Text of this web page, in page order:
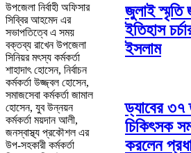
উপজেলা নির্বাহী অফিসার
সিব্বির আহমেদ এর
সভাপতিত্বে এ সময়
বক্তব্য রাখেন উপজেলা
সিনিয়র মৎস্য কর্মকর্তা
শাহাদাৎ হোসেন, নির্বাচন
কর্মকর্তা উজ্জ্বল হোসেন,
সমাজসেবা কর্মকর্তা জামাল
হোসেন, যুব উন্নয়ন
কর্মকর্তা ময়দান আলী,
জনস্বাস্থ্য প্রকৌশল এর
উপ-সহকারী কর্মকর্তা
জুলাই স্মৃতি
ইতিহাস
ইসলাম
ড্যাবের ৩৭
চিকিৎসক
করলেন